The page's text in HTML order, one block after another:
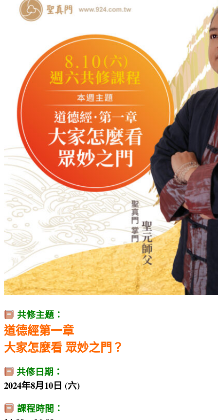
共修主題：
道德經第一章
大家怎麼看 眾妙之門？
共修日期：
2024年8月10日 (六)
課程時間：